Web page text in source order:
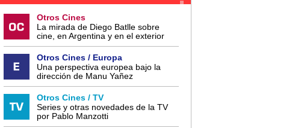
Otros Cines
La mirada de Diego Batlle sobre
cine, en Argentina y en el exterior
Otros Cines / Europa
Una perspectiva europea bajo la
dirección de Manu Yañez
Otros Cines / TV
Series y otras novedades de la TV
por Pablo Manzotti